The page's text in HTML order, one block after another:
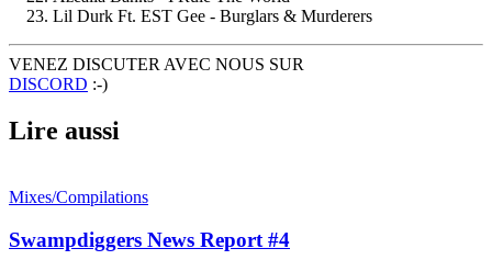
Lil Durk Ft. EST Gee - Burglars & Murderers
VENEZ DISCUTER AVEC NOUS SUR
DISCORD :-)
Lire aussi
Mixes/Compilations
Swampdiggers News Report #4